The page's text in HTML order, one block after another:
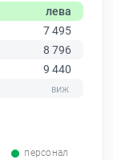
лева
7 495
8 796
9 440
персонал